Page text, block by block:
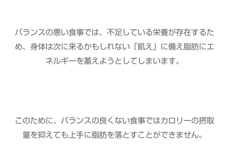
バランスの悪い食事では、不足している栄養が存在するた
め、身体は次に来るかもしれない「飢え」に備え脂肪にエ
ネルギーを蓄えようとしてしまいます。
このために、バランスの良くない食事ではカロリーの摂取
量を抑えても上手に脂肪を落とすことができません。